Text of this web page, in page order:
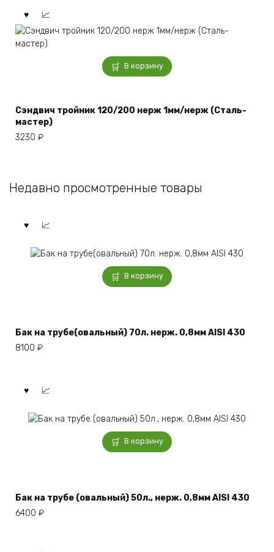
В корзину
Сэндвич тройник 120/200 нерж 1мм/нерж (Сталь-
мастер)
3230 ₽
Недавно просмотренные товары
В корзину
Бак на трубе(овальный) 70л. нерж. 0,8мм AISI 430
8100 ₽
В корзину
Бак на трубе (овальный) 50л., нерж. 0,8мм AISI 430
6400 ₽